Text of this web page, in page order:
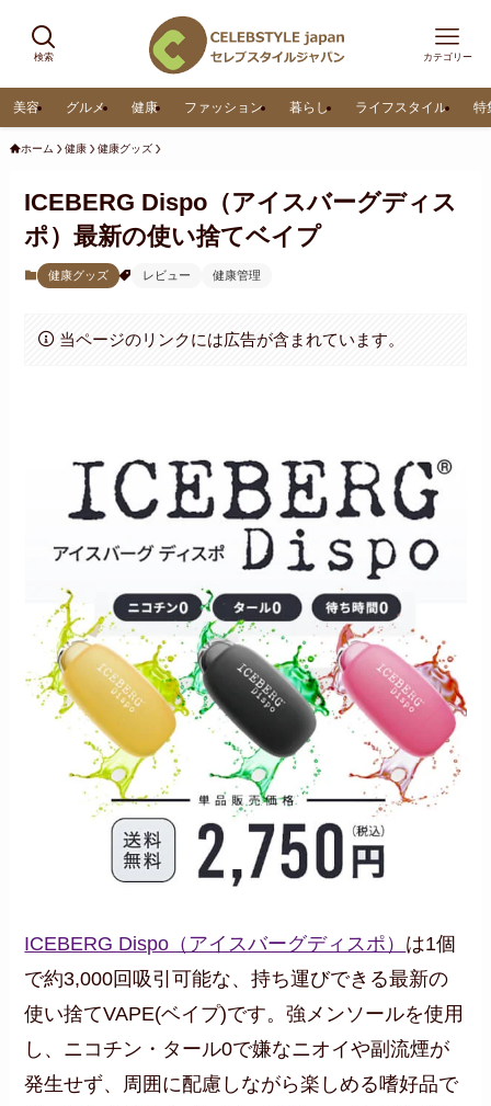
検索 カテゴリー
美容 グルメ 健康 ファッション 暮らし ライフスタイル 特
ホーム 健康 健康グッズ
ICEBERG Dispo（アイスバーグディス
ポ）最新の使い捨てベイプ
健康グッズ レビュー 健康管理
当ページのリンクには広告が含まれています。
ICEBERG Dispo（アイスバーグディスポ） は1個
で約3,000回吸引可能な、持ち運びできる最新の
使い捨てVAPE(ベイプ)です。強メンソールを使用
し、ニコチン・タール0で嫌なニオイや副流煙が
発生せず、周囲に配慮しながら楽しめる嗜好品で